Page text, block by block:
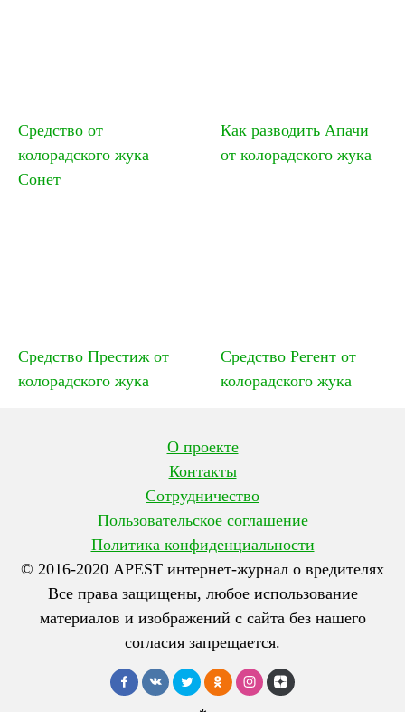
Средство от
колорадского жука
Сонет
Как разводить Апачи
от колорадского жука
Средство Престиж от
колорадского жука
Средство Регент от
колорадского жука
О проекте
Контакты
Сотрудничество
Пользовательское соглашение
Политика конфиденциальности
© 2016-2020 APEST интернет-журнал о вредителях
Все права защищены, любое использование
материалов и изображений с сайта без нашего
согласия запрещается.